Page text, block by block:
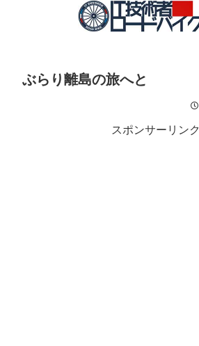
ぶらり離島の旅へと
スポンサーリンク